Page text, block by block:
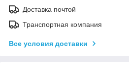
Доставка почтой
Транспортная компания
Все условия доставки